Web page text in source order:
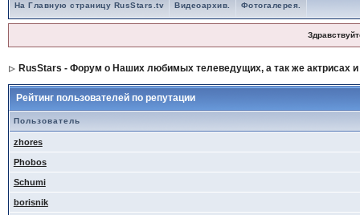
На Главную страницу RusStars.tv Видеоархив. Фотогалерея.
RusStars - Форум о Наших любимых телеведущих, а так же актрисах и
Рейтинг пользователей по репутации
Пользователь
zhores
Phobos
Schumi
borisnik